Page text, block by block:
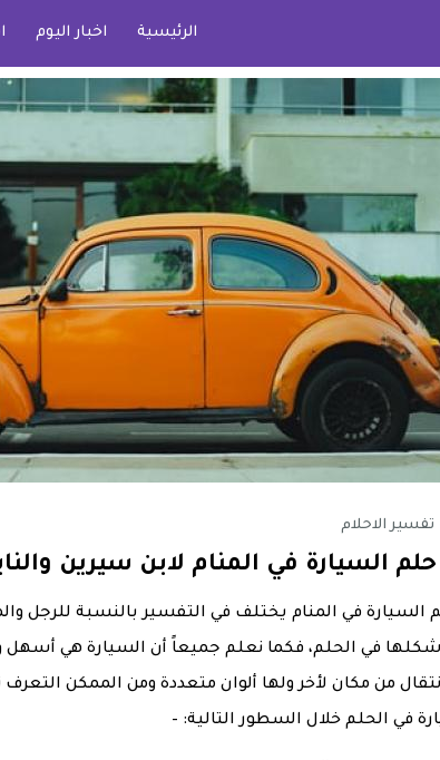
الرئيسية اخبار اليوم
تفسير الاحلام
السيارة في المنام لابن سيرين
السيارة في المنام يختلف في التفسير بالنسبة للرجل
في الحلم، فكما نعلم جميعاً أن السيارة هي
من مكان لأخر ولها ألوان متعددة ومن الممكن
في الحلم خلال السطور التالية: –